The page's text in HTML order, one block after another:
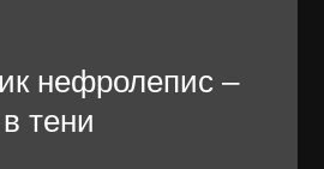
нефролепис –
тени